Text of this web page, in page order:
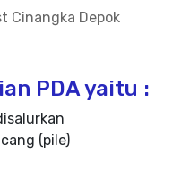
Cinangka Depok
PDA yaitu :
(pile)